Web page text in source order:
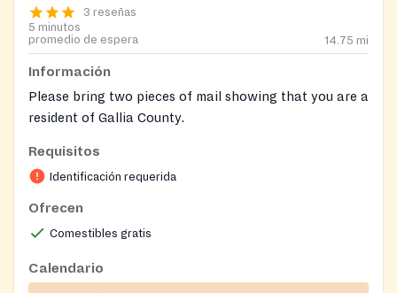
3 reseñas
5 minutos
promedio de espera
14.75 mi
Información
Please bring two pieces of mail showing that you are a
resident of Gallia County.
Please call 7402453051 with extension 200
Requisitos
Identificación requerida
Ofrecen
Comestibles gratis
Calendario